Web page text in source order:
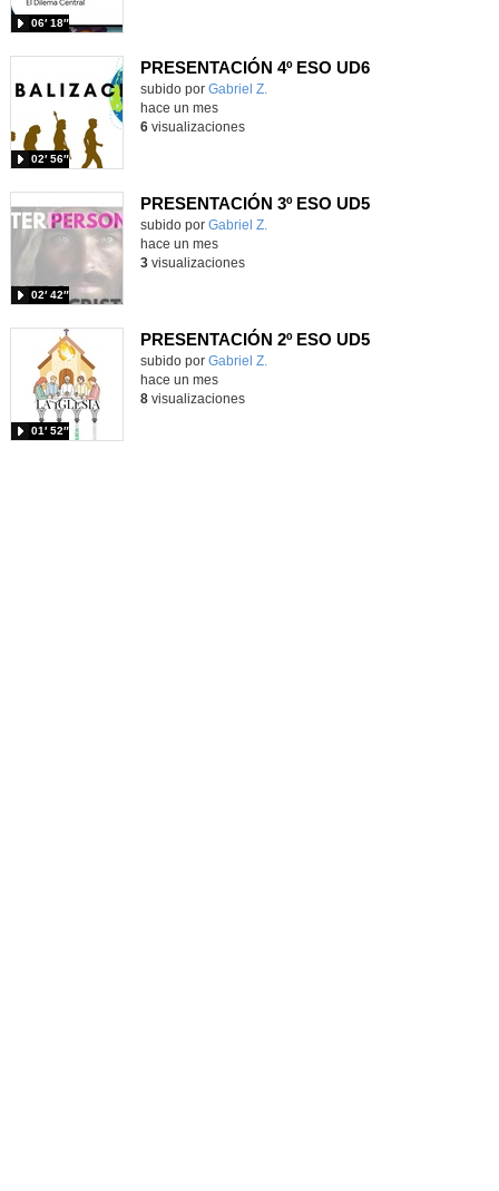
06′ 18″
PRESENTACIÓN 4º ESO UD6
Contenido educativo.
subido por Gabriel Z.
02′ 56″
hace un mes
6visualizaciones
PRESENTACIÓN 3º ESO UD5
Contenido educativo.
subido por Gabriel Z.
02′ 42″
hace un mes
3visualizaciones
PRESENTACIÓN 2º ESO UD5
Contenido educativo.
subido por Gabriel Z.
01′ 52″
hace un mes
8visualizaciones